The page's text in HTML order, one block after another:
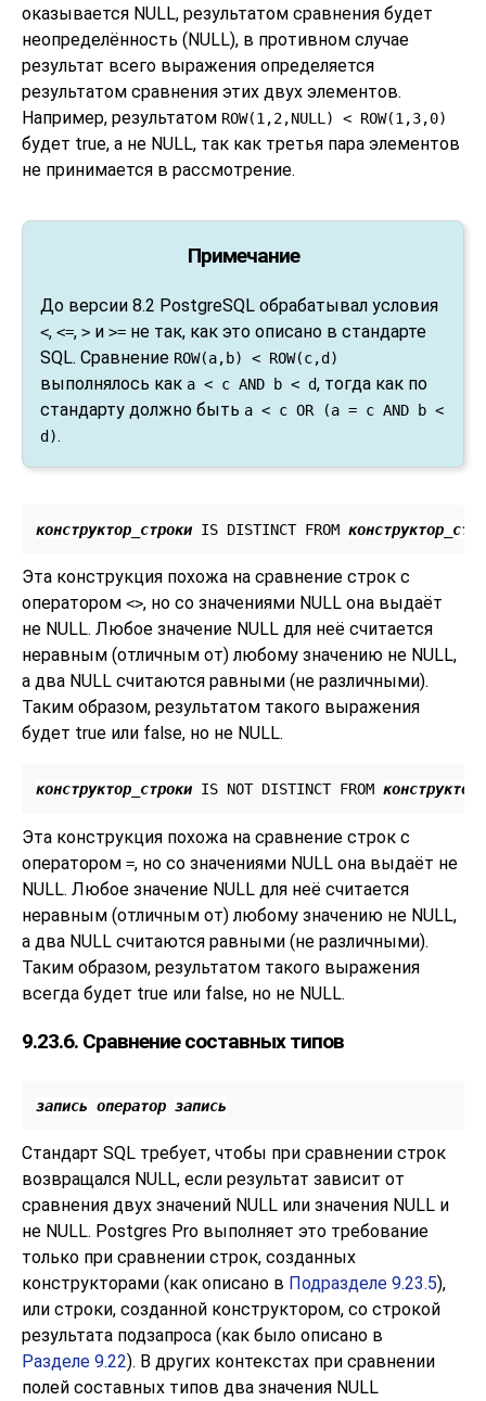
оказывается NULL, результатом сравнения будет
неопределённость (NULL), в противном случае
результат всего выражения определяется
результатом сравнения этих двух элементов.
Например, результатом ROW(1,2,NULL) < ROW(1,3,0)
будет true, а не NULL, так как третья пара элементов
не принимается в рассмотрение.
Примечание
До версии 8.2 PostgreSQL обрабатывал условия
<, <=, > и >= не так, как это описано в стандарте
SQL. Сравнение ROW(a,b) < ROW(c,d)
выполнялось как a < c AND b < d, тогда как по
стандарту должно быть a < c OR (a = c AND b <
d).
конструктор_строки IS DISTINCT FROM
Эта конструкция похожа на сравнение строк с
оператором <>, но со значениями NULL она выдаёт
не NULL. Любое значение NULL для неё считается
неравным (отличным от) любому значению не NULL,
а два NULL считаются равными (не различными).
Таким образом, результатом такого выражения
будет true или false, но не NULL.
конструктор_строки IS NOT DISTINCT FROM
Эта конструкция похожа на сравнение строк с
оператором =, но со значениями NULL она выдаёт не
NULL. Любое значение NULL для неё считается
неравным (отличным от) любому значению не NULL,
а два NULL считаются равными (не различными).
Таким образом, результатом такого выражения
всегда будет true или false, но не NULL.
9.23.6. Сравнение составных типов
запись оператор запись
Стандарт SQL требует, чтобы при сравнении строк
возвращался NULL, если результат зависит от
сравнения двух значений NULL или значения NULL и
не NULL. Postgres Pro выполняет это требование
только при сравнении строк, созданных
конструкторами (как описано в Подразделе 9.23.5),
или строки, созданной конструктором, со строкой
результата подзапроса (как было описано в
Разделе 9.22). В других контекстах при сравнении
полей составных типов два значения NULL